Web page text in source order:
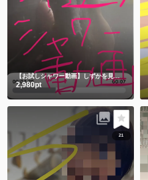
【お試しシャワー動画】しずかを見つけてくれてありがとう🫶
2,980pt
21